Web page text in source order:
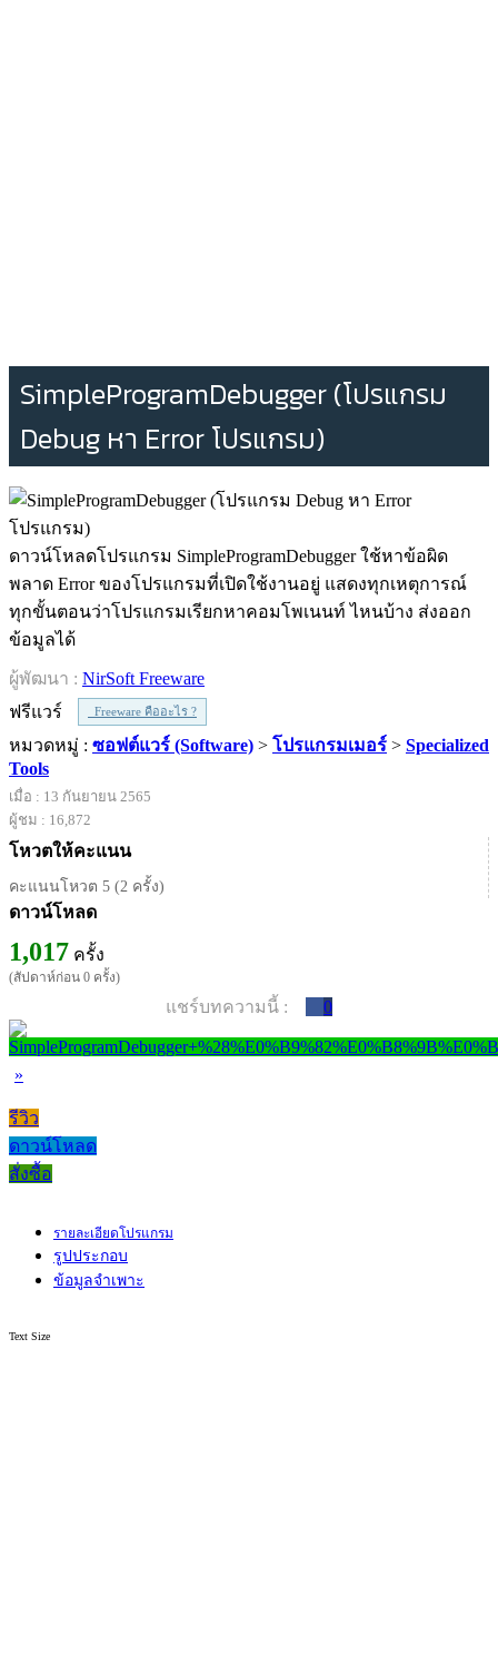
SimpleProgramDebugger (โปรแกรม
Debug หา Error โปรแกรม)
ดาวน์โหลดโปรแกรม SimpleProgramDebugger ใช้หาข้อผิด
พลาด Error ของโปรแกรมที่เปิดใช้งานอยู่ แสดงทุกเหตุการณ์
ทุกขั้นตอนว่าโปรแกรมเรียกหาคอมโพเนนท์ ไหนบ้าง ส่งออก
ข้อมูลได้
ผู้พัฒนา : NirSoft Freeware
ฟรีแวร์
Freeware คืออะไร ?
หมวดหมู่ : ซอฟต์แวร์ (Software) > โปรแกรมเมอร์ > Specialized
Tools
เมื่อ : 13 กันยายน 2565
ผู้ชม : 16,872
โหวตให้คะแนน
คะแนนโหวต 5 (2 ครั้ง)
ดาวน์โหลด
1,017 ครั้ง
(สัปดาห์ก่อน 0 ครั้ง)
แชร์บทความนี้ : 0
»
รีวิว
ดาวน์โหลด
สั่งซื้อ
รายละเอียดโปรแกรม
รูปประกอบ
ข้อมูลจำเพาะ
Text Size